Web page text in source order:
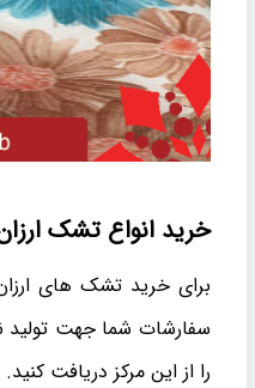
خرید انواع تشک
برای خرید تشک های
سفارشات شما جهت تولید
را از این مرکز دریافت کنید.